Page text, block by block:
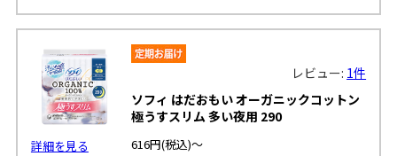
詳細を見る
レビュー: 1件
ソフィ はだおもい オーガニックコットン
極うすスリム 多い夜用 290
616円(税込)～